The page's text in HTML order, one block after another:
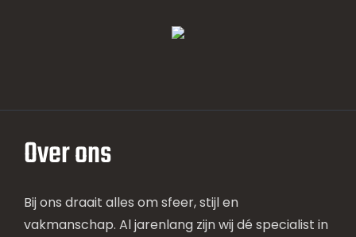
Over ons
Bij ons draait alles om sfeer, stijl en
vakmanschap. Al jarenlang zijn wij dé specialist in